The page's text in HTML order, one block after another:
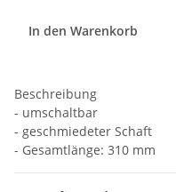
In den Warenkorb
Beschreibung
- umschaltbar
- geschmiedeter Schaft
- Gesamtlänge: 310 mm